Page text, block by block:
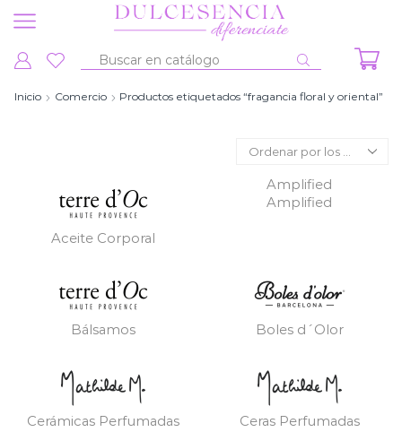
Entrada
búsqueda
Inicio Comercio Productos etiquetados “fragancia floral y oriental”
Aceite Corporal
Amplified
Amplified
Bálsamos Boles d´Olor
Cerámicas Perfumadas Ceras Perfumadas